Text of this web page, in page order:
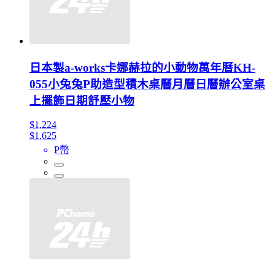
日本製a-works卡娜赫拉的小動物萬年曆KH-
055小兔兔P助造型積木桌曆月曆日曆辦公室桌
上擺飾日期舒壓小物
$1,224
$1,625
P幣